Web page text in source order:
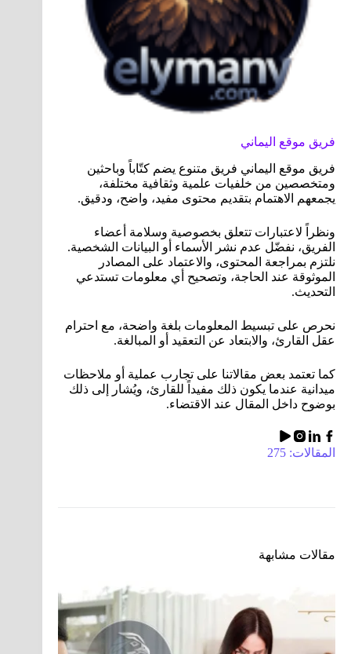
فريق موقع اليماني
فريق موقع اليماني فريق متنوع يضم كتّاباً وباحثين
ومتخصصين من خلفيات علمية وثقافية مختلفة،
يجمعهم الاهتمام بتقديم محتوى مفيد، واضح، ودقيق.
ونظراً لاعتبارات تتعلق بخصوصية وسلامة أعضاء
الفريق، نفضّل عدم نشر الأسماء أو البيانات الشخصية.
نلتزم بمراجعة المحتوى، والاعتماد على المصادر
الموثوقة عند الحاجة، وتصحيح أي معلومات تستدعي
التحديث.
نحرص على تبسيط المعلومات بلغة واضحة، مع احترام
عقل القارئ، والابتعاد عن التعقيد أو المبالغة.
كما تعتمد بعض مقالاتنا على تجارب عملية أو ملاحظات
ميدانية عندما يكون ذلك مفيداً للقارئ، ويُشار إلى ذلك
بوضوح داخل المقال عند الاقتضاء.
المقالات: 275
مقالات مشابهة